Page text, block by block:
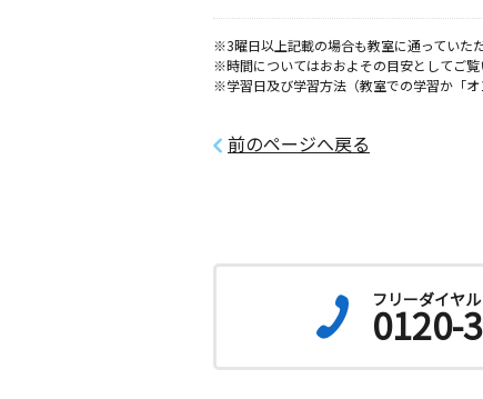
※3曜日以上記載の場合も教室に通っていた
※時間についてはおおよその目安としてご覧
※学習日及び学習方法（教室での学習か「オ
前のページへ戻る
フリーダイヤル
0120-